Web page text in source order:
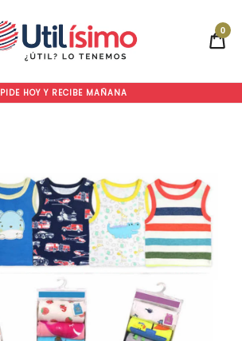
0
PIDE HOY Y RECIBE MAÑANA